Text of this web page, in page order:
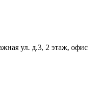
ул. д.3, 2 этаж, офис